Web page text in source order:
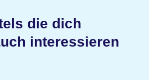
die dich
interessieren